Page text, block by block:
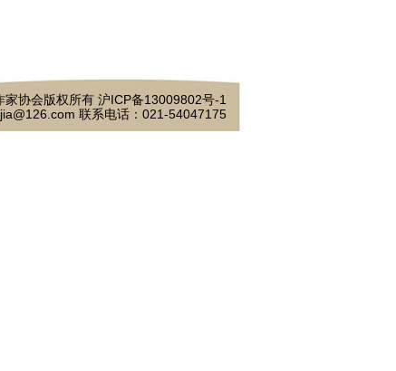
家协会版权所有 沪ICP备13009802号-1
联系电话：021-54047175